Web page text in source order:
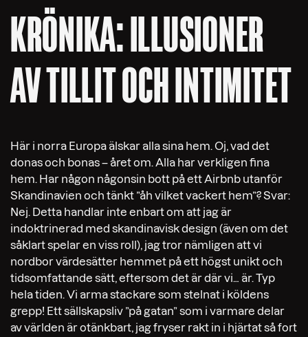
KRÖNIKA: ILLUSIONER
AV TILLIT OCH INTIMITET
Här i norra Europa älskar alla sina hem. Oj, vad det
donas och bonas – året om. Alla har verkligen fina
hem. Har någon någonsin bott på ett Airbnb utanför
Skandinavien och tänkt ”åh vilket vackert hem”? Svar:
Nej. Detta handlar inte enbart om att jag är
indoktrinerad med skandinavisk design (även om det
såklart spelar en viss roll), jag tror nämligen att vi
nordbor värdesätter hemmet på ett högst unikt och
tidsomfattande sätt, eftersom det är där vi… är. Typ
hela tiden. Vi arma stackare som stelnat i köldens
grepp! Ett sällskapsliv ”på gatan” som i varmare delar
av världen är otänkbart, jag fryser rakt in i hjärtat så fort